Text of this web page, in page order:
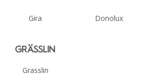
Gira Donolux
Grasslin